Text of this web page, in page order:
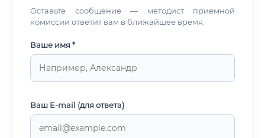
Оставьте сообщение — методист приемной
комиссии ответит вам в ближайшее время.
Ваше имя *
Ваш E-mail (для ответа)